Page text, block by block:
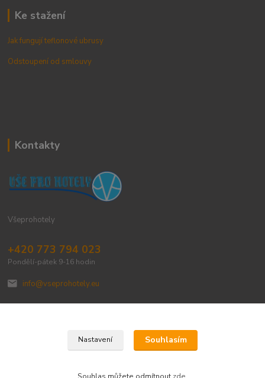
Ke stažení
Jak fungují teflonové ubrusy
Odstoupení od smlouvy
Kontakty
Všeprohotely
+420 773 794 023
Pondělí-pátek 9-16 hodin
info@vseprohotely.eu
Upravit sběr cookies.
Nastavení Souhlasím